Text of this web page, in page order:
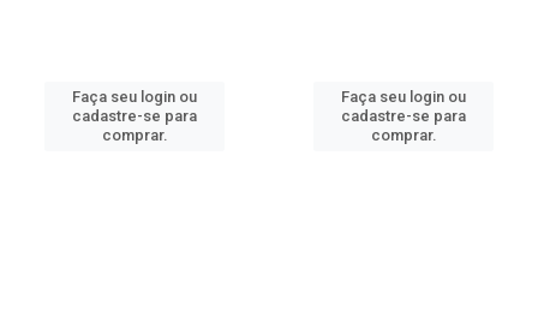
Faça seu login ou
cadastre-se para
comprar.
Faça seu login ou
cadastre-se para
comprar.